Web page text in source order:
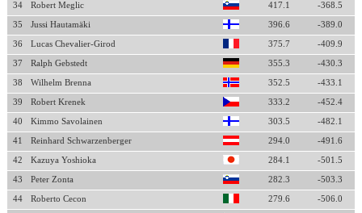
34 Robert Meglic 417.1 -368.5
35 Jussi Hautamäki 396.6 -389.0
36 Lucas Chevalier-Girod 375.7 -409.9
37 Ralph Gebstedt 355.3 -430.3
38 Wilhelm Brenna 352.5 -433.1
39 Robert Krenek 333.2 -452.4
40 Kimmo Savolainen 303.5 -482.1
41 Reinhard Schwarzenberger 294.0 -491.6
42 Kazuya Yoshioka 284.1 -501.5
43 Peter Zonta 282.3 -503.3
44 Roberto Cecon 279.6 -506.0